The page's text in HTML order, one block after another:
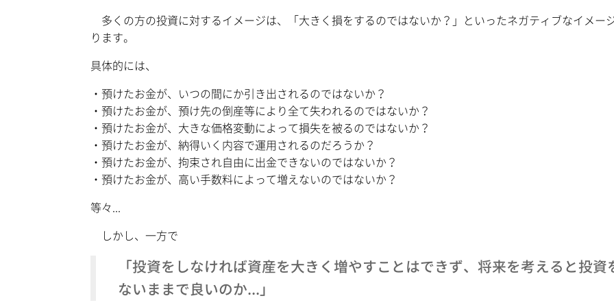
多くの方の投資に対するイメージは、「大きく損をするのではないか？」といったネガティブなイメー
ります。
具体的には、
・預けたお金が、いつの間にか引き出されるのではないか？
・預けたお金が、預け先の倒産等により全て失われるのではないか？
・預けたお金が、大きな価格変動によって損失を被るのではないか？
・預けたお金が、納得いく内容で運用されるのだろうか？
・預けたお金が、拘束され自由に出金できないのではないか？
・預けたお金が、高い手数料によって増えないのではないか？
等々...
しかし、一方で
「投資をしなければ資産を大きく増やすことはできず、将来を考えると投資
ないままで良いのか...」